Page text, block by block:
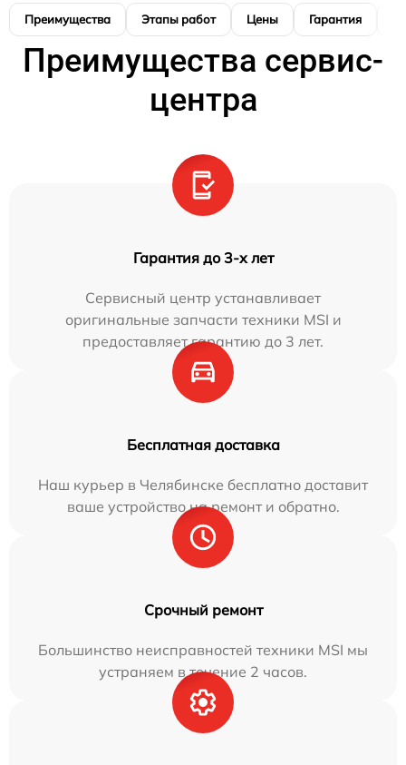
Преимущества Этапы работ Цены Гарантия
Преимущества сервис-
центра
Гарантия до 3-х лет
Сервисный центр устанавливает
оригинальные запчасти техники MSI и
предоставляет гарантию до 3 лет.
Бесплатная доставка
Наш курьер в Челябинске бесплатно доставит
ваше устройство на ремонт и обратно.
Срочный ремонт
Большинство неисправностей техники MSI мы
устраняем в течение 2 часов.